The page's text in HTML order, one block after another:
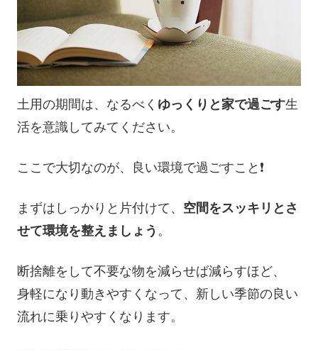
土用の期間は、なるべく ゆっくりと家で過ごす生
活を意識してみてください。
ここで大切なのが、良い環境で過ごすこと❗️
まずはしっかりと片付けて、 空間をスッキリとさ
せて環境を整えましょう 。
断捨離をして不要な物を減らせば減らすほど、
身軽になり動きやすくなって、新しい季節の良い
流れに乗りやすくなります。